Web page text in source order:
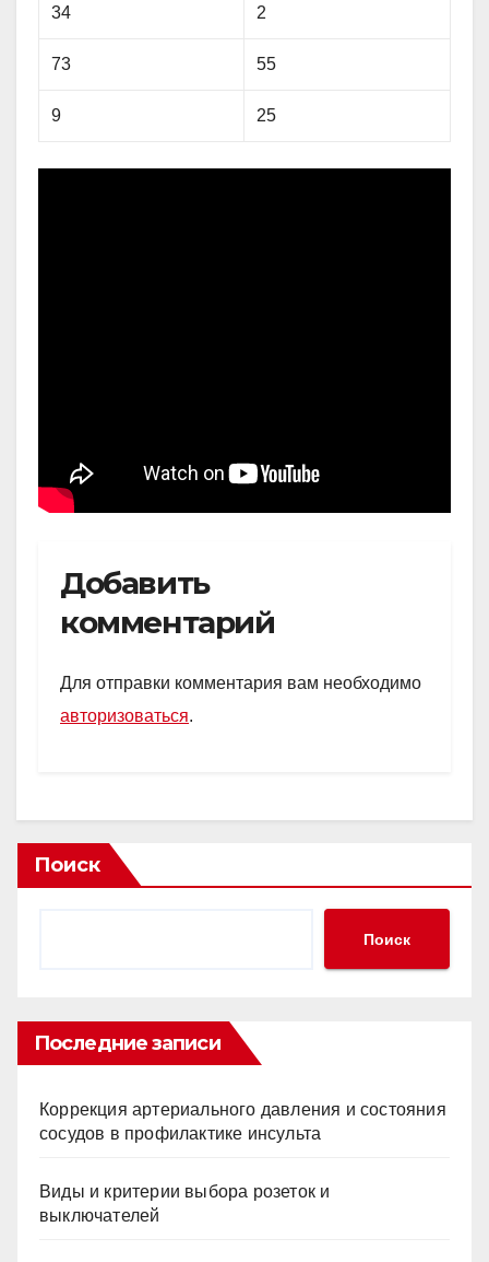
34 2
73 55
9 25
Добавить
комментарий
Для отправки комментария вам необходимо
авторизоваться.
Поиск
Поиск
Последние записи
Коррекция артериального давления и состояния
сосудов в профилактике инсульта
Виды и критерии выбора розеток и
выключателей